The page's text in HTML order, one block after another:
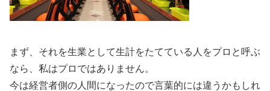
まず、それを生業として生計をたてている人をプロと呼ぶ
なら、私はプロではありません。
今は経営者側の人間になったので言葉的には違うかもしれ